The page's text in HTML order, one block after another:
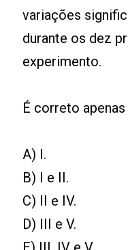
variações
durante os dez
experimento.
É correto
A) I.
B) I e II.
C) II e IV.
D) III e V.